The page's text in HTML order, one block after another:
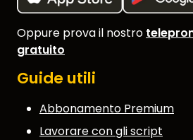
Oppure prova il nostro
gratuito
Guide utili
Abbonamento Premium
Lavorare con gli script